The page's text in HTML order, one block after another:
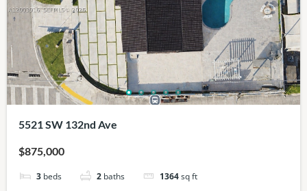
5521 SW 132nd Ave
$875,000
3 beds 2 baths 1364sq ft